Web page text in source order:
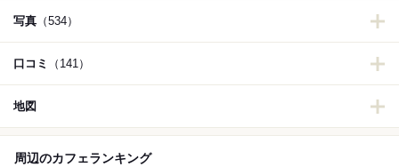
写真 （534）
口コミ （141）
地図
周辺のカフェランキング